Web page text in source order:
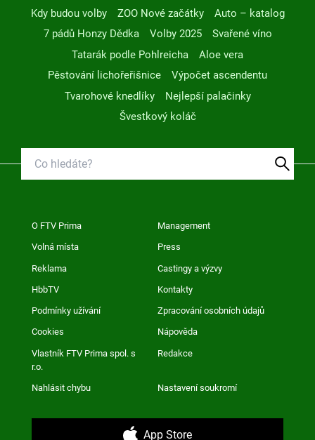
Kdy budou volby
ZOO Nové začátky
Auto – katalog
7 pádů Honzy Dědka
Volby 2025
Svařené víno
Tatarák podle Pohlreicha
Aloe vera
Pěstování lichořeřišnice
Výpočet ascendentu
Tvarohové knedlíky
Nejlepší palačinky
Švestkový koláč
O FTV Prima Management
Volná místa Press
Reklama Castingy a výzvy
HbbTV Kontakty
Podmínky užívání Zpracování osobních údajů
Cookies Nápověda
Vlastník FTV Prima spol. s
r.o.
Redakce
Nahlásit chybu Nastavení soukromí
App Store